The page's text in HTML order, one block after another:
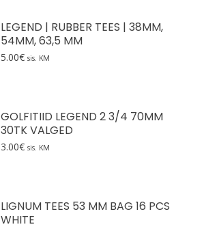
LEGEND | RUBBER TEES | 38MM,
54MM, 63,5 MM
5.00€ sis. KM
GOLFITIID LEGEND 2 3/4 70MM
30TK VALGED
3.00€ sis. KM
LIGNUM TEES 53 MM BAG 16 PCS
WHITE